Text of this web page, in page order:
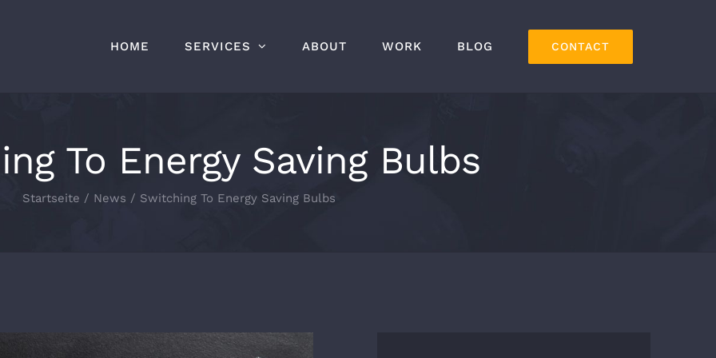
HOME SERVICES ABOUT WORK BLOG CONTACT
To Energy Saving Bulbs
Startseite / News / Switching To Energy Saving Bulbs